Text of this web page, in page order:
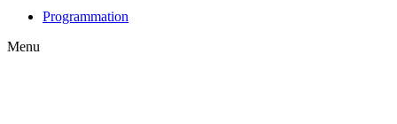
Programmation
Menu